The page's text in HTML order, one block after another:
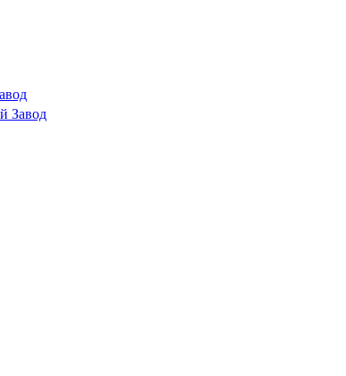
Завод